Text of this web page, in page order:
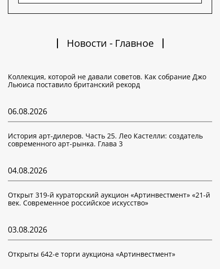
Новости - Главное
Коллекция, которой не давали советов. Как собрание Джо
Льюиса поставило британский рекорд
06.08.2026
История арт-дилеров. Часть 25. Лео Кастелли: создатель
современного арт-рынка. Глава 3
04.08.2026
Открыт 319-й кураторский аукцион «Артинвестмент» «21-й
век. Современное российское искусство»
03.08.2026
Открыты 642-е торги аукциона «Артинвестмент»